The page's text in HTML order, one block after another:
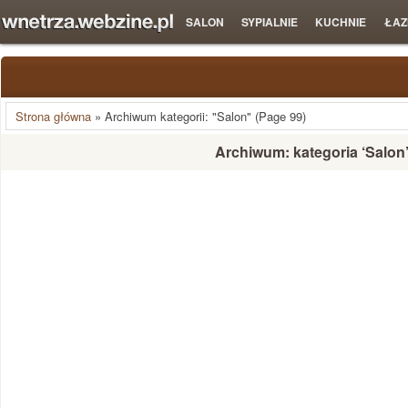
SALON SYPIALNIE KUCHNIE
Strona główna » Archiwum kategorii: "Salon" (Page 99)
Archiwum: kategoria ‘Salon’